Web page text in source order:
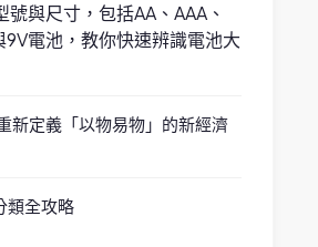
與尺寸，包括AA、AAA、
電池，教你快速辨識電池大
新定義「以物易物」的新經濟
類全攻略